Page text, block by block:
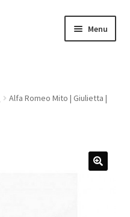
Menu
Alfa Romeo Mito | Giulietta |